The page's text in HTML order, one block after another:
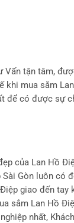
Vấn tận tâm,
mua sắm
để có được sự
của Lan Hồ
Gòn luôn có
giao đến
sắm Lan Hồ
nhất,